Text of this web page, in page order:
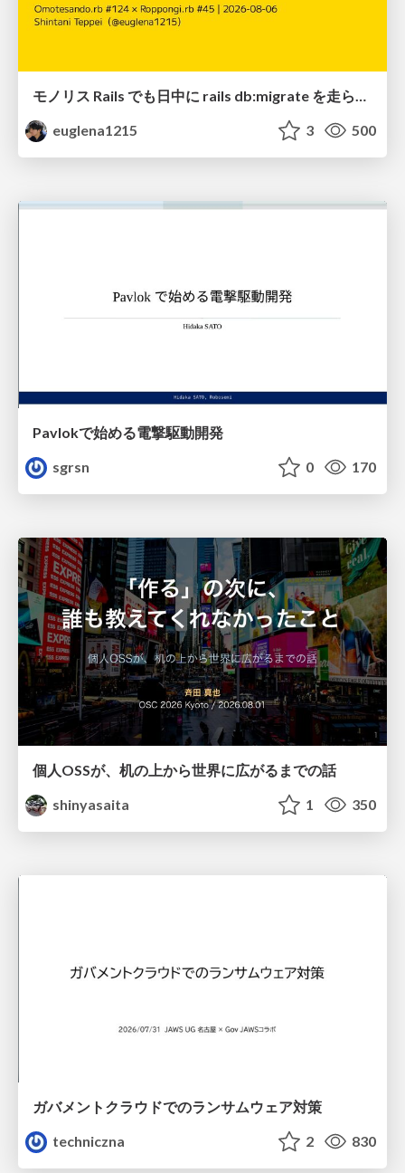
モノリス Rails でも日中に rails db:migrate を走らせたい！ / Daytime rails db:migrate on Monolithic Rails!
euglena1215
3 500
Pavlokで始める電撃駆動開発
sgrsn
0 170
個人OSSが、机の上から世界に広がるまでの話
shinyasaita
1 350
ガバメントクラウドでのランサムウェア対策
techniczna
2 830